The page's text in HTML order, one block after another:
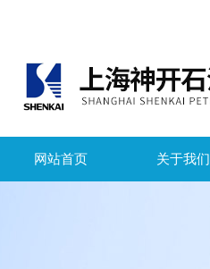
网站首页 关于我们